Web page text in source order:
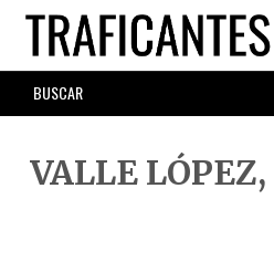
Skip
main
content
SEARCH
FORM
VALLE